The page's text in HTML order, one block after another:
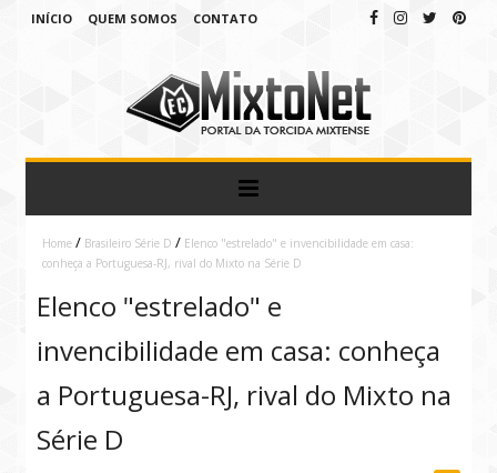
INÍCIO QUEM SOMOS CONTATO
Home / Brasileiro Série D / Elenco "estrelado" e invencibilidade em casa:
conheça a Portuguesa-RJ, rival do Mixto na Série D
Elenco "estrelado" e
invencibilidade em casa: conheça
a Portuguesa-RJ, rival do Mixto na
Série D